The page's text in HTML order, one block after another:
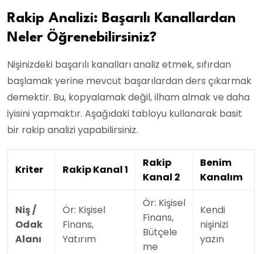
Rakip Analizi: Başarılı Kanallardan
Neler Öğrenebilirsiniz?
Nişinizdeki başarılı kanalları analiz etmek, sıfırdan
başlamak yerine mevcut başarılardan ders çıkarmak
demektir. Bu, kopyalamak değil, ilham almak ve daha
iyisini yapmaktır. Aşağıdaki tabloyu kullanarak basit
bir rakip analizi yapabilirsiniz.
Kriter Rakip Kanal 1
Rakip
Kanal 2
Benim
Kanalım
Niş /
Odak
Alanı
Ör: Kişisel
Finans,
Yatırım
Ör: Kişisel
Finans,
Bütçele
me
Kendi
nişinizi
yazın